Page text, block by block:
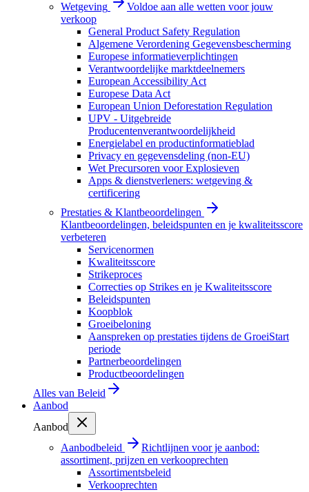
Wetgeving
Voldoe aan alle wetten voor jouw
verkoop
General Product Safety Regulation
Algemene Verordening Gegevensbescherming
Europese informatieverplichtingen
Verantwoordelijke marktdeelnemers
European Accessibility Act
Europese Data Act
European Union Deforestation Regulation
UPV - Uitgebreide
Producentenverantwoordelijkheid
Energielabel en productinformatieblad
Privacy en gegevensdeling (non-EU)
Wet Precursoren voor Explosieven
Apps & dienstverleners: wetgeving &
certificering
Prestaties & Klantbeoordelingen
Klantbeoordelingen, beleidspunten en je kwaliteitsscore
verbeteren
Servicenormen
Kwaliteitsscore
Strikeproces
Correcties op Strikes en je Kwaliteitsscore
Beleidspunten
Koopblok
Groeibeloning
Aanspreken op prestaties tijdens de GroeiStart
periode
Partnerbeoordelingen
Productbeoordelingen
Alles van Beleid
Aanbod
Aanbod
Aanbodbeleid
Richtlijnen voor je aanbod:
assortiment, prijzen en verkooprechten
Assortimentsbeleid
Verkooprechten